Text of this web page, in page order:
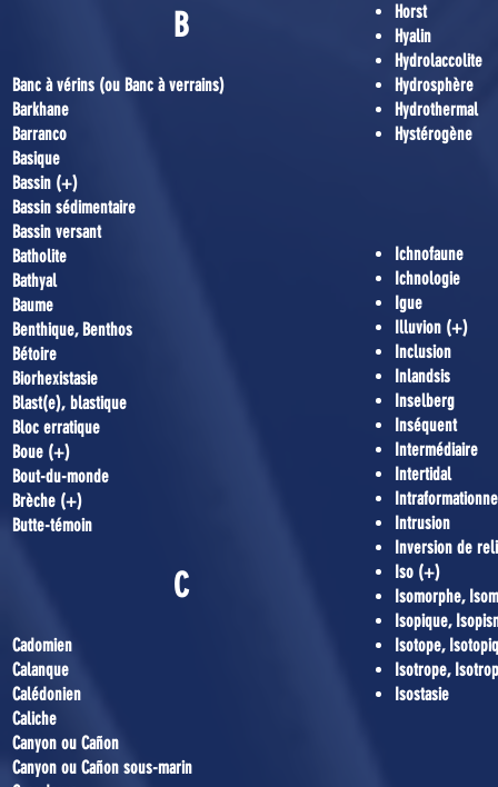
B
Banc à vérins (ou Banc à verrains)
Barkhane
Barranco
Basique
Bassin (+)
Bassin sédimentaire
Bassin versant
Batholite
Bathyal
Baume
Benthique, Benthos
Bétoire
Biorhexistasie
Blast(e), blastique
Bloc erratique
Boue (+)
Bout-du-monde
Brèche (+)
Butte-témoin
C
Cadomien
Calanque
Calédonien
Caliche
Canyon ou Cañon
Canyon ou Cañon sous-marin
Horst
Hyalin
Hydrolaccolite
Hydrosphère
Hydrothermal
Hystérogène
Ichnofaune
Ichnologie
Igue
Illuvion (+)
Inclusion
Inlandsis
Inselberg
Inséquent
Intermédiaire
Intertidal
Intrusion
Inversion de
Iso (+)
Isomorphe,
Isopique,
Isotope,
Isotrope,
Isostasie